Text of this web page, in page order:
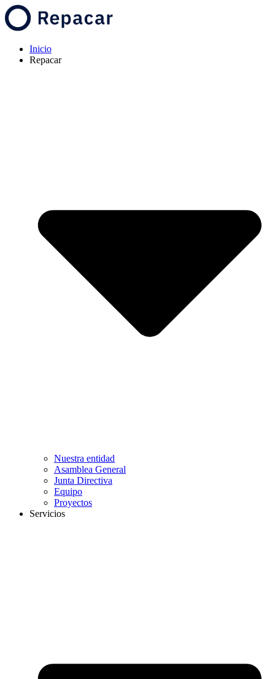
Inicio
Repacar
Nuestra entidad
Asamblea General
Junta Directiva
Equipo
Proyectos
Servicios